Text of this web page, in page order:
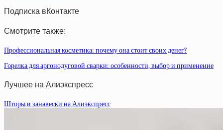
Подписка вКонтакте
Смотрите также:
Профессиональная косметика: почему она стоит своих денег?
Горелка для аргонодуговой сварки: особенности, выбор и применение
Лучшее на Алиэкспресс
Шторы и занавески на Алиэкспресс